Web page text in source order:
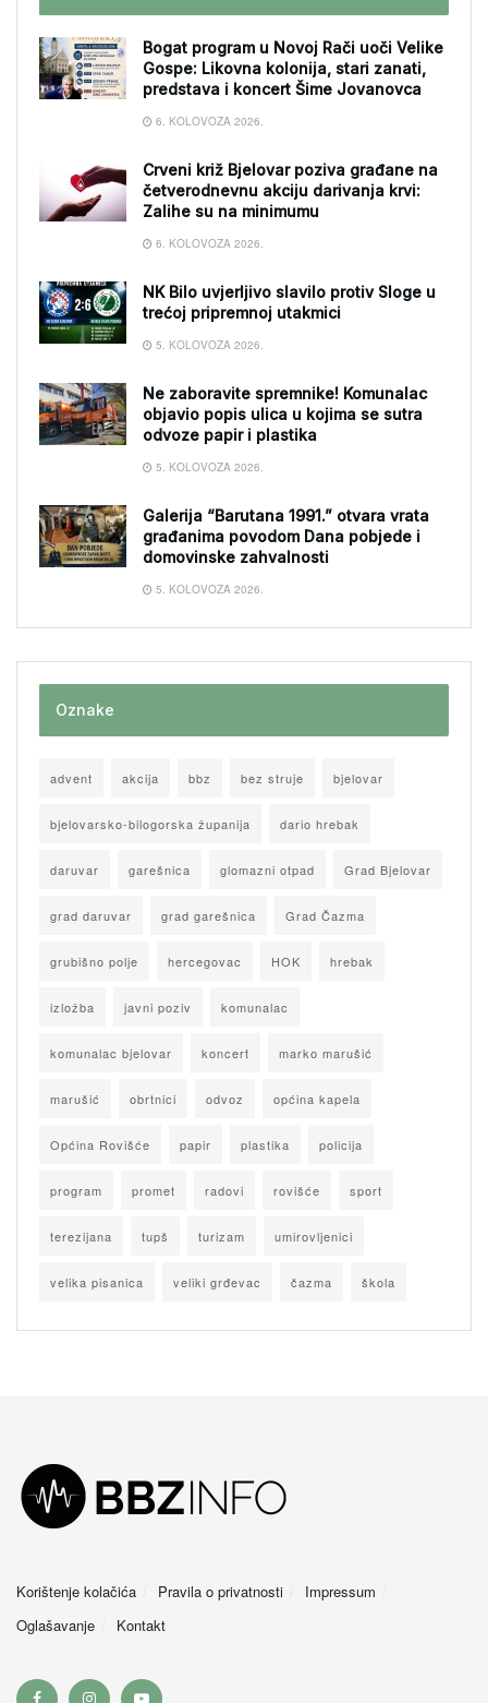
Bogat program u Novoj Rači uoči Velike
Gospe: Likovna kolonija, stari zanati,
predstava i koncert Šime Jovanovca
6. KOLOVOZA 2026.
Crveni križ Bjelovar poziva građane na
četverodnevnu akciju darivanja krvi:
Zalihe su na minimumu
6. KOLOVOZA 2026.
NK Bilo uvjerljivo slavilo protiv Sloge u
trećoj pripremnoj utakmici
5. KOLOVOZA 2026.
Ne zaboravite spremnike! Komunalac
objavio popis ulica u kojima se sutra
odvoze papir i plastika
5. KOLOVOZA 2026.
Galerija “Barutana 1991.” otvara vrata
građanima povodom Dana pobjede i
domovinske zahvalnosti
5. KOLOVOZA 2026.
Oznake
advent akcija bbz bez struje bjelovar
bjelovarsko-bilogorska županija dario hrebak
daruvar garešnica glomazni otpad Grad Bjelovar
grad daruvar grad garešnica Grad Čazma
grubišno polje hercegovac HOK hrebak
izložba javni poziv komunalac
komunalac bjelovar koncert marko marušić
marušić obrtnici odvoz općina kapela
Općina Rovišće papir plastika policija
program promet radovi rovišće sport
terezijana tupš turizam umirovljenici
velika pisanica veliki grđevac čazma škola
Korištenje kolačića Pravila o privatnosti
Impressum
Oglašavanje
Kontakt